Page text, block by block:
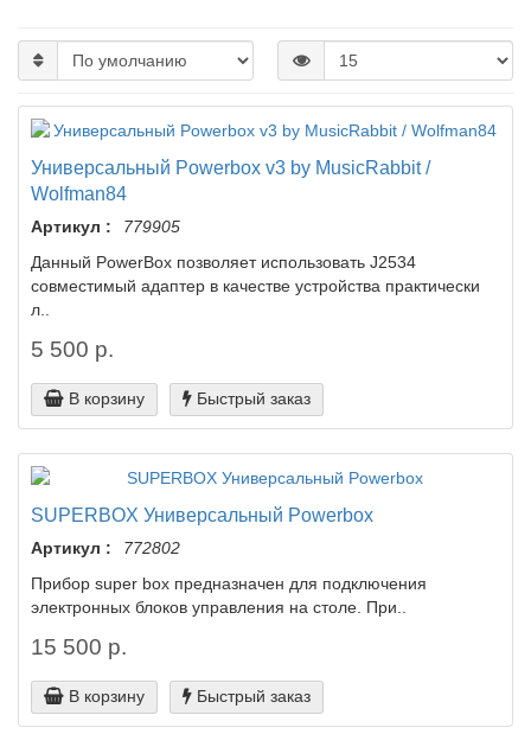
Универсальный Powerbox v3 by MusicRabbit /
Wolfman84
Артикул :
779905
Данный PowerBox позволяет использовать J2534
совместимый адаптер в качестве устройства практически
л..
5 500 р.
В корзину Быстрый заказ
SUPERBOX Универсальный Powerbox
Артикул :
772802
Прибор super box предназначен для подключения
электронных блоков управления на столе. При..
15 500 р.
В корзину Быстрый заказ